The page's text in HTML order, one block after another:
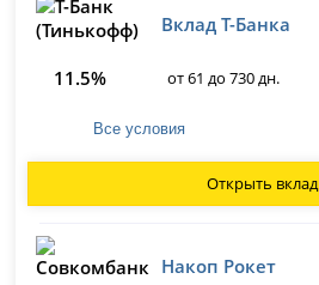
Вклад Т-Банка
11.5% от 61 до 730 дн.
Все условия
Открыть вклад
Накоп Рокет